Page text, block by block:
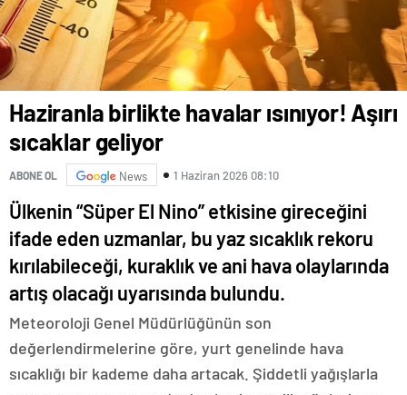
Haziranla birlikte havalar ısınıyor! Aşırı
sıcaklar geliyor
ABONE OL News 1 Haziran 2026 08:10
Ülkenin “Süper El Nino” etkisine gireceğini
ifade eden uzmanlar, bu yaz sıcaklık rekoru
kırılabileceği, kuraklık ve ani hava olaylarında
artış olacağı uyarısında bulundu.
Meteoroloji Genel Müdürlüğünün son
değerlendirmelerine göre, yurt genelinde hava
sıcaklığı bir kademe daha artacak. Şiddetli yağışlarla